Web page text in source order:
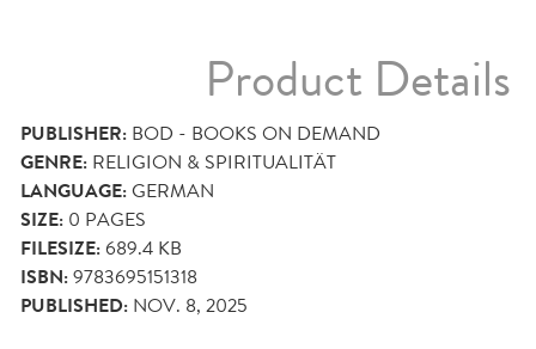
Product Details
PUBLISHER: BOD - BOOKS ON DEMAND
GENRE: RELIGION & SPIRITUALITÄT
LANGUAGE:GERMAN
SIZE: 0 PAGES
FILESIZE:689.4 KB
ISBN:9783695151318
PUBLISHED: NOV. 8, 2025